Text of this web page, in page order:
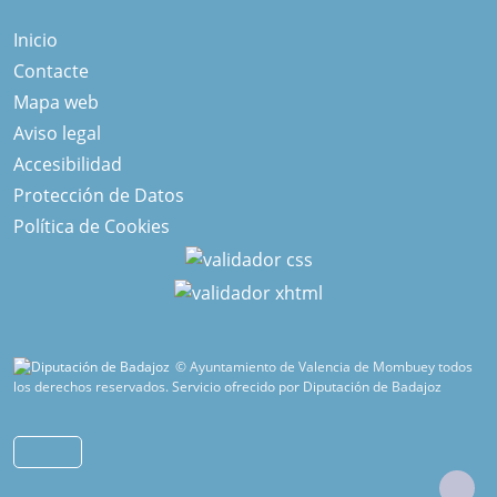
Inicio
Contacte
Mapa web
Aviso legal
Accesibilidad
Protección de Datos
Política de Cookies
© Ayuntamiento de Valencia de Mombuey todos
los derechos reservados.Servicio ofrecido por Diputación de Badajoz